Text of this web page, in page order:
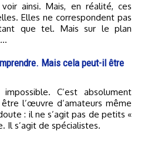
ainsi. Mais, en réalité, ces
Elles ne correspondent pas
que tel. Mais sur le plan
Mais cela peut-il être
impossible. C’est absolument
l’œuvre d’amateurs même
: il ne s’agit pas de petits «
Il s’agit de spécialistes.